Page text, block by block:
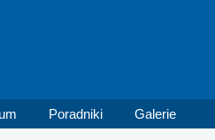
Poradniki Galerie